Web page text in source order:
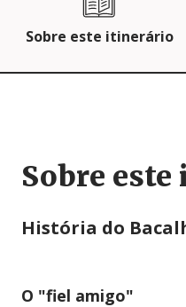
Sobre este itinerário
Sobre
História do
O "fiel amigo"